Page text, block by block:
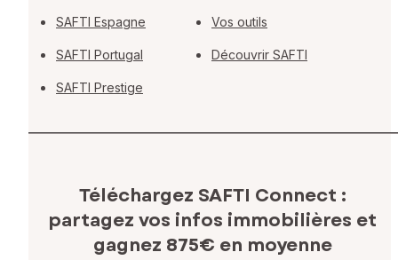
SAFTI Espagne
SAFTI Portugal
SAFTI Prestige
Vos outils
Découvrir SAFTI
Téléchargez SAFTI Connect :
partagez vos infos immobilières et
gagnez 875€ en moyenne